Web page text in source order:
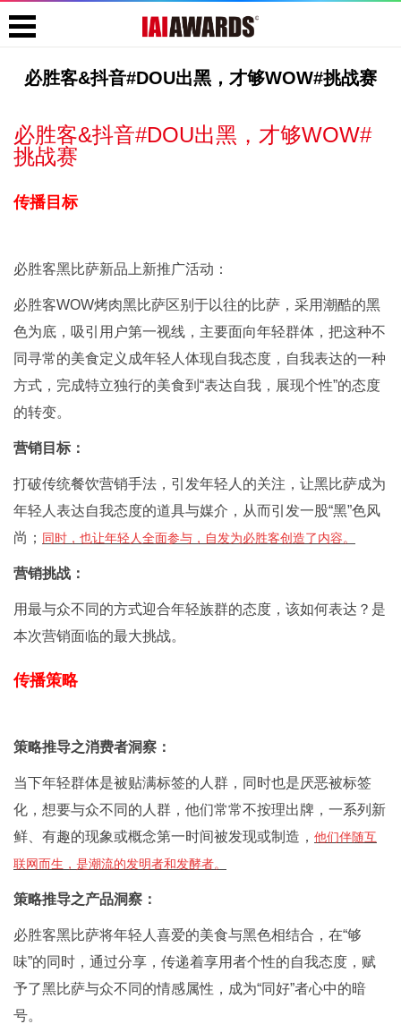
必胜客&抖音#DOU出黑，才够WOW#挑战赛
必胜客&抖音#DOU出黑，才够WOW#
挑战赛
传播目标
必胜客黑比萨新品上新推广活动：
必胜客WOW烤肉黑比萨区别于以往的比萨，采用潮酷的黑
色为底，吸引用户第一视线，主要面向年轻群体，把这种不
同寻常的美食定义成年轻人体现自我态度，自我表达的一种
方式，完成特立独行的美食到“表达自我，展现个性”的态度
的转变。
营销目标：
打破传统餐饮营销手法，引发年轻人的关注，让黑比萨成为
年轻人表达自我态度的道具与媒介，从而引发一股“黑”色风
尚； 同时，也让年轻人全面参与，自发为必胜客创造了内容。
营销挑战：
用最与众不同的方式迎合年轻族群的态度，该如何表达？是
本次营销面临的最大挑战。
传播策略
策略推导之消费者洞察：
当下年轻群体是被贴满标签的人群，同时也是厌恶被标签
化，想要与众不同的人群，他们常常不按理出牌，一系列新
鲜、有趣的现象或概念第一时间被发现或制造， 他们伴随互
联网而生，是潮流的发明者和发酵者。
策略推导之产品洞察：
必胜客黑比萨将年轻人喜爱的美食与黑色相结合，在“够
味”的同时，通过分享，传递着享用者个性的自我态度，赋
予了黑比萨与众不同的情感属性，成为“同好”者心中的暗
号。